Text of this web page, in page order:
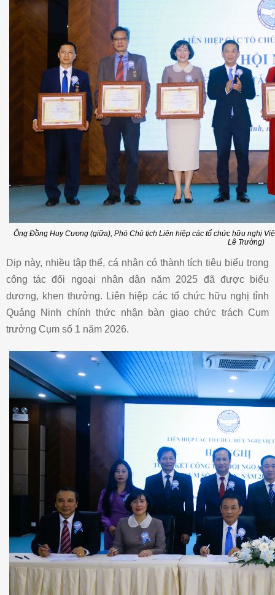
Ông Đồng Huy Cương (giữa), Phó Chủ tịch Liên hiệp các tổ chức hữu nghị
Lê Trường)
Dịp này, nhiều tập thể, cá nhân có thành tích tiêu biểu trong
công tác đối ngoại nhân dân năm 2025 đã được biểu
dương, khen thưởng. Liên hiệp các tổ chức hữu nghị tỉnh
Quảng Ninh chính thức nhận bàn giao chức trách Cụm
trưởng Cụm số 1 năm 2026.